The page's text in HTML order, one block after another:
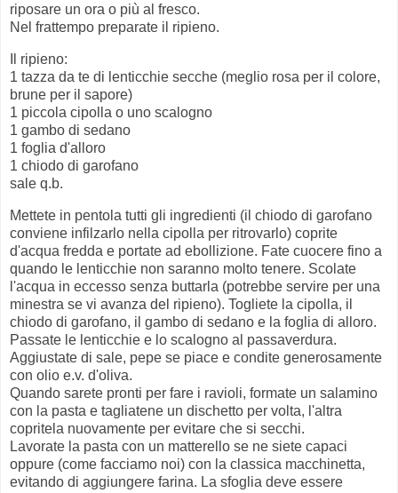
riposare un ora o più al fresco.
Nel frattempo preparate il ripieno.
Il ripieno:
1 tazza da te di lenticchie secche (meglio rosa per il colore,
brune per il sapore)
1 piccola cipolla o uno scalogno
1 gambo di sedano
1 foglia d'alloro
1 chiodo di garofano
sale q.b.
Mettete in pentola tutti gli ingredienti (il chiodo di garofano
conviene infilzarlo nella cipolla per ritrovarlo) coprite
d'acqua fredda e portate ad ebollizione. Fate cuocere fino a
quando le lenticchie non saranno molto tenere. Scolate
l'acqua in eccesso senza buttarla (potrebbe servire per una
minestra se vi avanza del ripieno). Togliete la cipolla, il
chiodo di garofano, il gambo di sedano e la foglia di alloro.
Passate le lenticchie e lo scalogno al passaverdura.
Aggiustate di sale, pepe se piace e condite generosamente
con olio e.v. d'oliva.
Quando sarete pronti per fare i ravioli, formate un salamino
con la pasta e tagliatene un dischetto per volta, l'altra
copritela nuovamente per evitare che si secchi.
Lavorate la pasta con un matterello se ne siete capaci
oppure (come facciamo noi) con la classica macchinetta,
evitando di aggiungere farina. La sfoglia deve essere